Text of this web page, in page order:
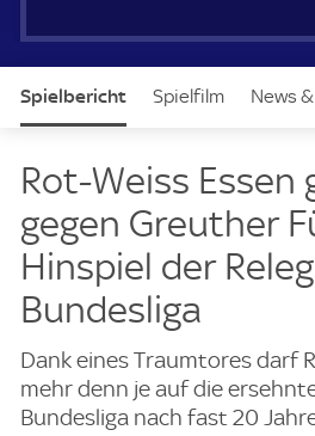
Spielbericht Spielfilm News
Rot-Weiss Essen
gegen Greuther
Hinspiel der
Bundesliga
Dank eines Traumtores darf
mehr denn je auf die
Bundesliga nach fast 20